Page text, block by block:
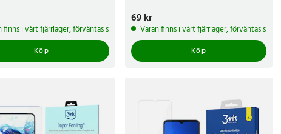
arbetsdagar
finns i vårt fjärrlager, förväntas skickas inom 5-7 arbetsdagar
Köp
Pris:69 kr
69 kr
Varan finns i vårt fjärrlager, förväntas
Köp